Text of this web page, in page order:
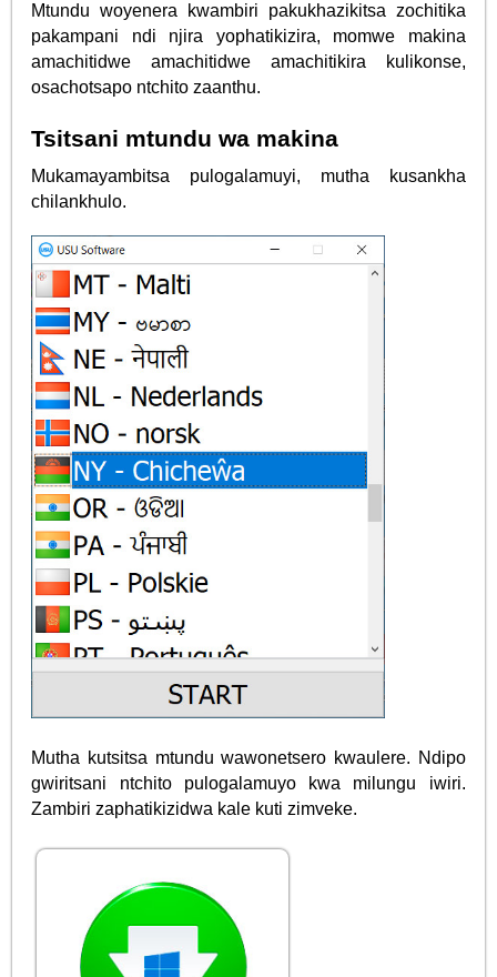
Mtundu woyenera kwambiri pakukhazikitsa zochitika
pakampani ndi njira yophatikizira, momwe makina
amachitidwe amachitidwe amachitikira kulikonse,
osachotsapo ntchito zaanthu.
Tsitsani mtundu wa makina
Mukamayambitsa pulogalamuyi, mutha kusankha
chilankhulo.
Mutha kutsitsa mtundu wawonetsero kwaulere. Ndipo
gwiritsani ntchito pulogalamuyo kwa milungu iwiri.
Zambiri zaphatikizidwa kale kuti zimveke.